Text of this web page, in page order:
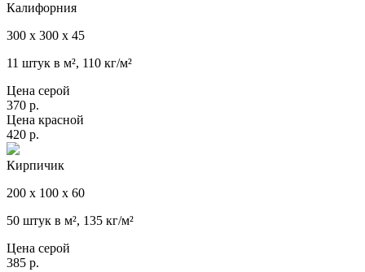
Калифорния
300 х 300 х 45
11 штук в м², 110 кг/м²
Цена серой
370 р.
Цена красной
420 р.
Кирпичик
200 х 100 х 60
50 штук в м², 135 кг/м²
Цена серой
385 р.